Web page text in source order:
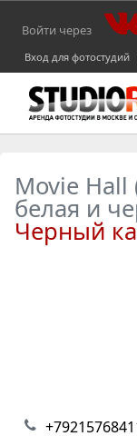
Войти через
Вход для фотостудий
Movie
белая и
Черный